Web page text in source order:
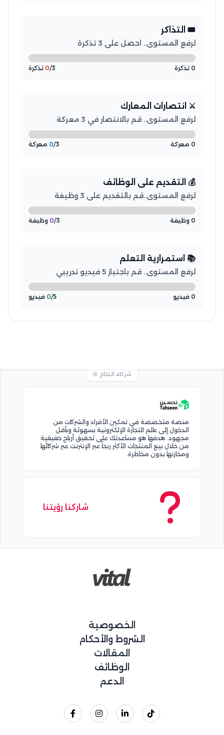
🎟️ التذاكر
لرفع المستوى.. احصل على 3 تذكرة
0 تذكرة 0/3 تذكرة
⚔️ انتصارات المعارك
لرفع المستوى.. قم بالانتصار في 3 معركة
0 معركة 0/3 معركة
💰 التقديم على الوظائف
لرفع المستوى..قم بالتقديم على 3 وظيفة
0 وظيفة 0/3 وظيفة
📚 استمرارية التعلم
لرفع المستوى.. قم باجتياز 5 فيديو تدريبي
0 فيديو 0/5 فيديو
شركاء النجاح 🤩
منصة متخصصة في تمكين الأفراد والشركات من
الدخول إلى عالم التجارة الإلكترونية بسهولة وبأقل
مجهود. هدفها هو مساعدتك على تحقيق أرباح حقيقية
من خلال بيع المنتجات الأكثر ربحاً عبر الإنترنت عبر شركائها
ومخازنها بدون مخاطرة.
شاركنا رؤيتنا
الخصوصية
الشروط والأحكام
المقالات
الوظائف
الدعم